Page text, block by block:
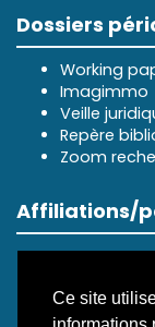
Ce site
Dossiers
Working
Imagimmo
Veille
Repère
Zoom
Affiliations/